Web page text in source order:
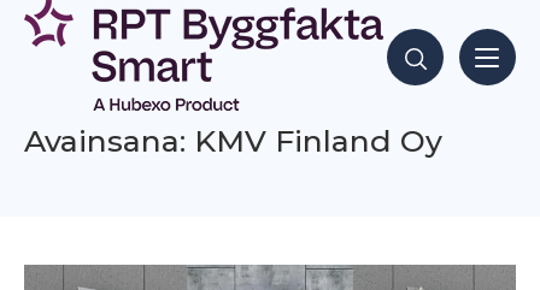
Siirry
sisältöön
Hae sisältöjä
Avainsana: KMV Finland Oy